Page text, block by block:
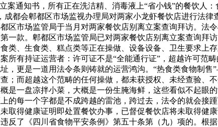
案通知书，所有正在洗洁精、消毒液上“省小钱”的餐饮人
成都会郫都区市场监视办理局对两家小龙虾餐饮店进行法
区市场监管局于当月对两家餐饮店别离立案查询拜访。
一款。郫都区市场监管局已对两家餐饮店别离立案查询
类、生食类、糕点类等正在操做、设备设备、卫生要求
所有持证运营者：许可证不是“全能通行证”，超越许可
，更是一道用法令条则铸就的运营鸿沟。“热食类食物制
；而超越这个范畴的任何操做，都未获授权、未经查验
是一盘凉拌小菜，大概是一份生腌海鲜，这些看似不起眼
的每一个字都是不成跨越的雷池，跨过去，法令的就会接
取得健康证明即处置餐饮办事，已督促餐饮店将未取得
反了《四川省食物平安条例》第五十条第（九）项的。根